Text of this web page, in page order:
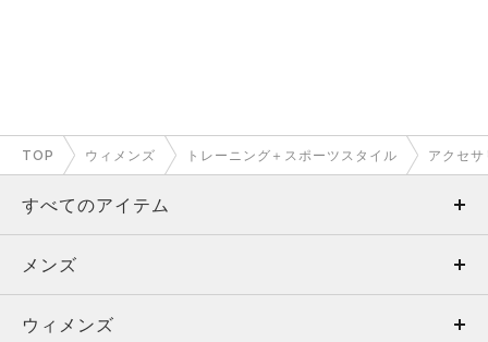
TOP ウィメンズ トレーニング＋スポーツスタイル アクセサ
すべてのアイテム
メンズ
ウィメンズ
メンズ
トップス
ウィメンズ